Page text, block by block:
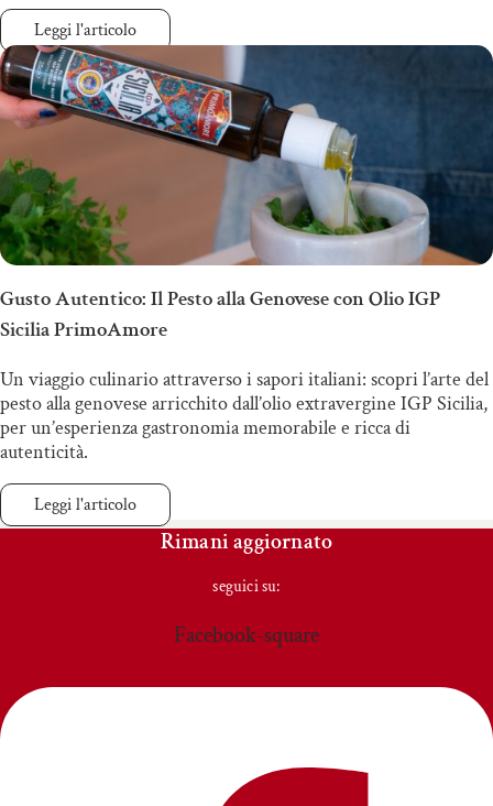
Leggi l'articolo
Gusto Autentico: Il Pesto alla Genovese con Olio IGP
Sicilia PrimoAmore
Un viaggio culinario attraverso i sapori italiani: scopri l’arte del
pesto alla genovese arricchito dall’olio extravergine IGP Sicilia,
per un’esperienza gastronomia memorabile e ricca di
autenticità.
Leggi l'articolo
Rimani aggiornato
seguici su:
Facebook-square